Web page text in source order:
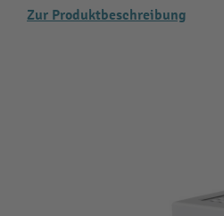
Zur Produktbeschreibung